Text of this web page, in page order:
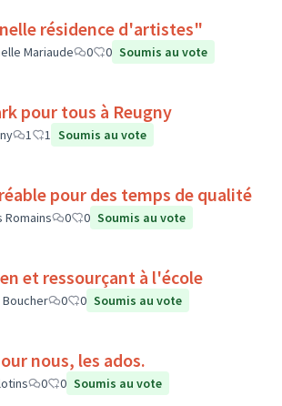
résidence d'artistes"
Mariaude 0 0 Soumis au vote
pour tous à Reugny
1 1 Soumis au vote
pour des temps de qualité
Romains 0 0 Soumis au vote
et ressourçant à l'école
Boucher 0 0 Soumis au vote
nous, les ados.
0 0 Soumis au vote